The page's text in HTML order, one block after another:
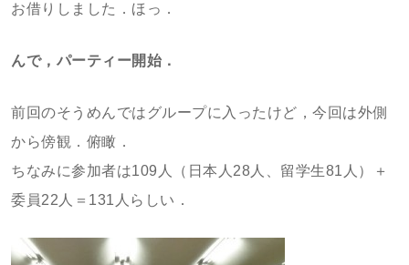
お借りしました．ほっ．
んで，パーティー開始．
前回のそうめんではグループに入ったけど，今回は外側
から傍観．俯瞰．
ちなみに参加者は109人（日本人28人、留学生81人）＋
委員22人＝131人らしい．